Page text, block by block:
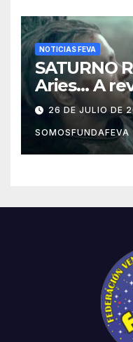
NOTICIAS FEVA
SATURNO
Aries… A
acciones
mejor las
26 DE JULIO DE
SOMOSFUNDAFEVA